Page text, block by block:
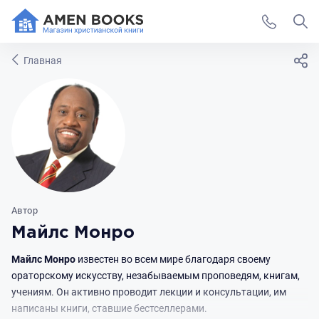
Главная
Автор
Майлс Монро
Майлс Монро известен во всем мире благодаря своему
ораторскому искусству, незабываемым проповедям, книгам,
учениям. Он активно проводит лекции и консультации, им
написаны книги, ставшие бестселлерами.